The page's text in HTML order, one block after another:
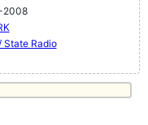
State Radio